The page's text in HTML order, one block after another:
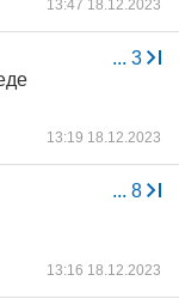
13:47 18.12.2023
... 3
13:19 18.12.2023
... 8
13:16 18.12.2023